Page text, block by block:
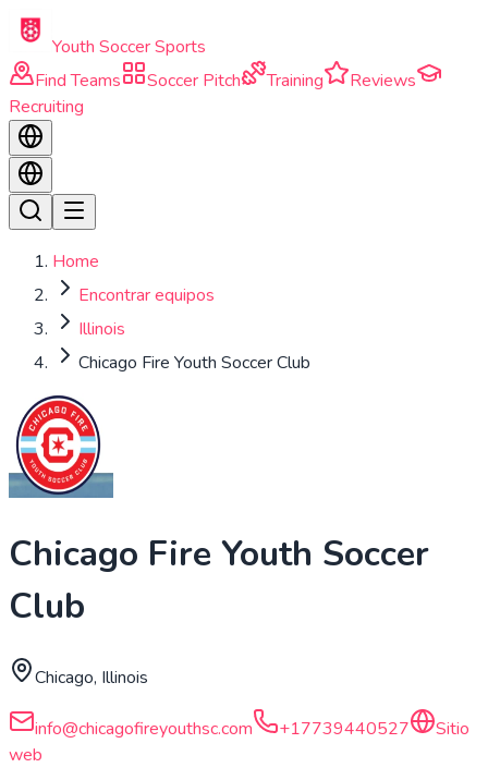
Skip to main content
Youth Soccer Sports
Find Teams
Soccer Pitch Training
Reviews
Recruiting
Home
Encontrar equipos
Illinois
Chicago Fire Youth Soccer Club
Chicago Fire Youth Soccer
Club
Chicago, Illinois
info@chicagofireyouthsc.com +17739440527
Sitio
web